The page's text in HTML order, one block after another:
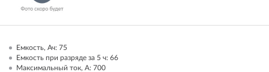
Емкость, Ач: 75
Емкость при разряде за 5 ч: 66
Максимальный ток, А: 700